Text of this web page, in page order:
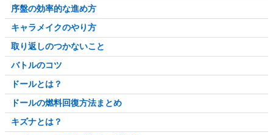
序盤の効率的な進め方
キャラメイクのやり方
取り返しのつかないこと
バトルのコツ
ドールとは？
ドールの燃料回復方法まとめ
キズナとは？